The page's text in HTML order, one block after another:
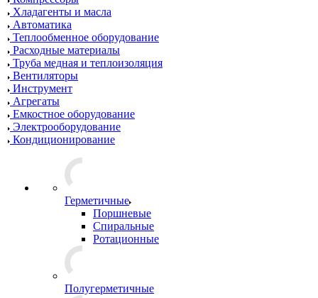
Хладагенты и масла
Автоматика
Теплообменное оборудование
Расходные материалы
Труба медная и теплоизоляция
Вентиляторы
Инструмент
Агрегаты
Емкостное оборудование
Электрооборудование
Кондиционирование
Герметичные
Поршневые
Спиральные
Ротационные
Полугерметичные